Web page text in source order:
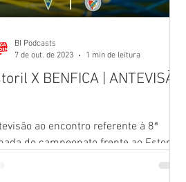
X BENFICA | ANTEVISÃO
ao encontro referente à 8ª
do campeonato frente ao Estoril .
BI Podcasts
7 de out. de 2023
1 min de leitura